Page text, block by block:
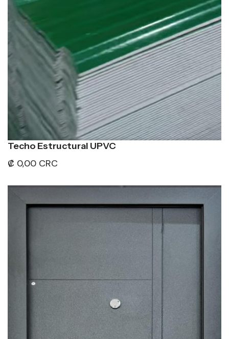
Techo Estructural UPVC
₡ 0,00 CRC